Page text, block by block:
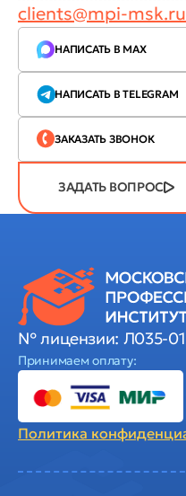
clients@mpi-msk.ru
НАПИСАТЬ В MAX
НАПИСАТЬ В TELEGRAM
ЗАКАЗАТЬ ЗВОНОК
ЗАДАТЬ ВОПРОС
№ лицензии: Л035-
Принимаем оплату:
Политика